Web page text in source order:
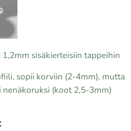
sisäkierteisiin tappeihin
sopii korviin (2-4mm), mutta
(koot 2,5-3mm)